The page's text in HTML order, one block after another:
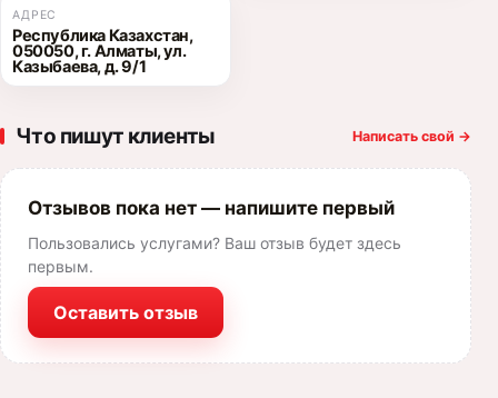
АДРЕС
​Республика Казахстан,
050050, г. Алматы, ул.
Казыбаева, д. 9/1
Что пишут клиенты Написать свой →
Отзывов пока нет — напишите первый
Пользовались услугами? Ваш отзыв будет здесь
первым.
Оставить отзыв